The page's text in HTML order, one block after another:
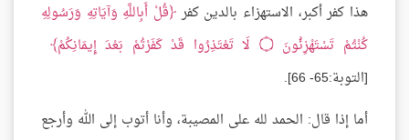
هذا كفر أكبر، الاستهزاء بالدين كفر قُلْ أَبِاللَّهِ وَآيَاتِهِ وَرَسُولِهِ
كُنْتُمْ تَسْتَهْزِئُونَ۝ لَا تَعْتَذِرُوا قَدْ كَفَرْتُمْ بَعْدَ إِيمَانِكُمْ
[التوبة:65- 66].
أما إذا قال: الحمد لله على المصيبة، وأنا أتوب إلى الله وأرجع